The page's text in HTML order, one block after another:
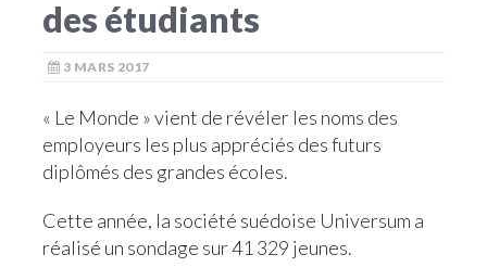
des étudiants
3 MARS 2017
« Le Monde » vient de révéler les noms des
employeurs les plus appréciés des futurs
diplômés des grandes écoles.
Cette année, la société suédoise Universum a
réalisé un sondage sur 41 329 jeunes.